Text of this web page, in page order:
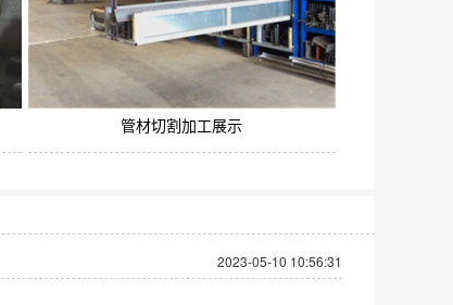
管材切割加工展示
2023-05-10 10:56:31